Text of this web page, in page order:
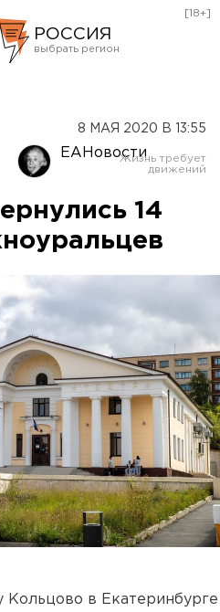
РОССИЯ
Оренбург
[18+]
8 МАЯ 2020 В 13:55
ЕАНовости
14
Кольцово в Екатеринбурге